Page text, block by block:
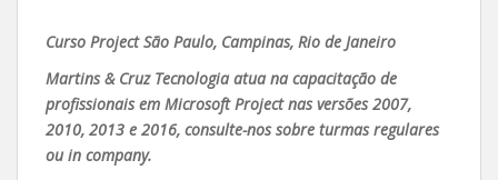
Curso Project São Paulo, Campinas, Rio de Janeiro
Martins & Cruz Tecnologia atua na capacitação de
profissionais em Microsoft Project nas versões 2007,
2010, 2013 e 2016, consulte-nos sobre turmas regulares
ou in company.